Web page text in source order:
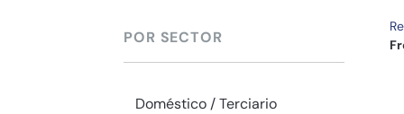
POR SECTOR
Doméstico / Terciario